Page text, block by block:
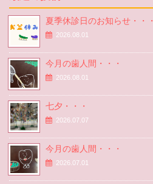
夏季休診日のお知らせ・・・
2026.08.01
今月の歯人間・・・
2026.08.01
七夕・・・
2026.07.07
今月の歯人間・・・
2026.07.01